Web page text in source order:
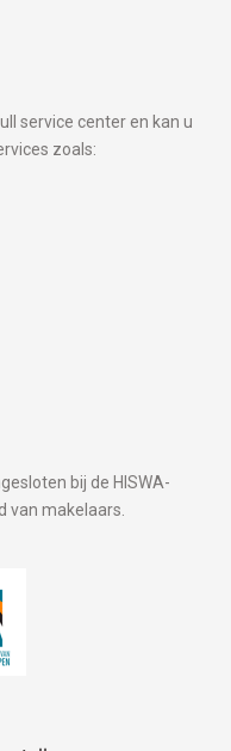
service center en kan u
zoals:
bij de HISWA-
van makelaars.